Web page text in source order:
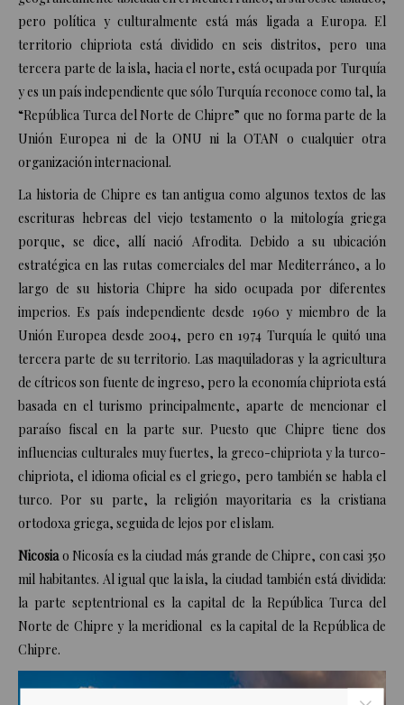
pero política y culturalmente está más ligada a Europa. El
territorio chipriota está dividido en seis distritos, pero una
tercera parte de la isla, hacia el norte, está ocupada por Turquía
y es un país independiente que sólo Turquía reconoce como tal, la
“República Turca del Norte de Chipre” que no forma parte de la
Unión Europea ni de la ONU ni la OTAN o cualquier otra
organización internacional.
La historia de Chipre es tan antigua como algunos textos de las
escrituras hebreas del viejo testamento o la mitología griega
porque, se dice, allí nació Afrodita. Debido a su ubicación
estratégica en las rutas comerciales del mar Mediterráneo, a lo
largo de su historia Chipre ha sido ocupada por diferentes
imperios. Es país independiente desde 1960 y miembro de la
Unión Europea desde 2004, pero en 1974 Turquía le quitó una
tercera parte de su territorio. Las maquiladoras y la agricultura
de cítricos son fuente de ingreso, pero la economía chipriota está
basada en el turismo principalmente, aparte de mencionar el
paraíso fiscal en la parte sur. Puesto que Chipre tiene dos
influencias culturales muy fuertes, la greco-chipriota y la turco-
chipriota, el idioma oficial es el griego, pero también se habla el
turco. Por su parte, la religión mayoritaria es la cristiana
ortodoxa griega, seguida de lejos por el islam.
Nicosiao Nicosía es la ciudad más grande de Chipre, con casi 350
mil habitantes. Al igual que la isla, la ciudad también está dividida:
la parte septentrional es la capital de la República Turca del
Norte de Chipre y la meridional es la capital de la República de
Chipre.